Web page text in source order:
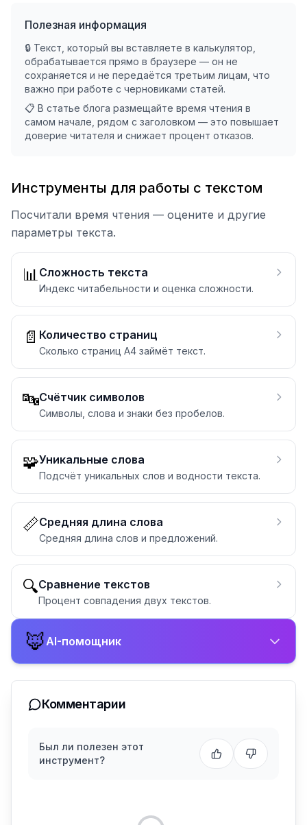
Полезная информация
🔒 Текст, который вы вставляете в калькулятор,
обрабатывается прямо в браузере — он не
сохраняется и не передаётся третьим лицам, что
важно при работе с черновиками статей.
📋 В статье блога размещайте время чтения в
самом начале, рядом с заголовком — это повышает
доверие читателя и снижает процент отказов.
Инструменты для работы с текстом
Посчитали время чтения — оцените и другие
параметры текста.
📊Сложность текста
Индекс читабельности и оценка сложности.
📄 Количество страниц
Сколько страниц A4 займёт текст.
🔤Счётчик символов
Символы, слова и знаки без пробелов.
🧩Уникальные слова
Подсчёт уникальных слов и водности текста.
📏Средняя длина слова
Средняя длина слов и предложений.
🔍Сравнение текстов
Процент совпадения двух текстов.
🦊AI-помощник
Комментарии
Был ли полезен этот
инструмент?